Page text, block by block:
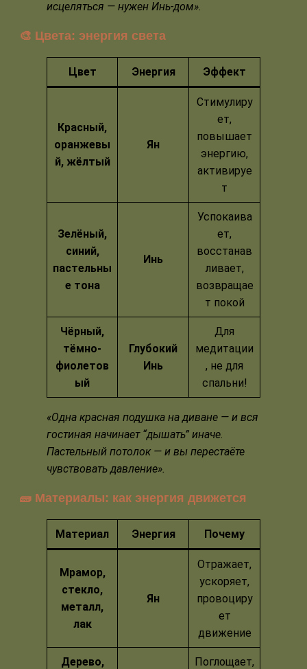
исцеляться — нужен Инь-дом».
🎨 Цвета: энергия света
Цвет Энергия Эффект
Красный,
оранжевы
й, жёлтый
Ян
Стимулиру
ет,
повышает
энергию,
активируе
т
Зелёный,
синий,
пастельны
е тона
Инь
Успокаива
ет,
восстанав
ливает,
возвращае
т покой
Чёрный,
тёмно-
фиолетов
ый
Глубокий
Инь
Для
медитации
, не для
спальни!
«Одна красная подушка на диване — и вся
гостиная начинает “дышать” иначе.
Пастельный потолок — и вы перестаёте
чувствовать давление».
🧱 Материалы: как энергия движется
Материал Энергия Почему
Мрамор,
стекло,
металл,
лак
Ян
Отражает,
ускоряет,
провоциру
ет
движение
Дерево,
Поглощает,